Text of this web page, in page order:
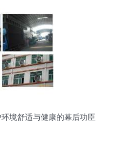
境舒适与健康的幕后功臣